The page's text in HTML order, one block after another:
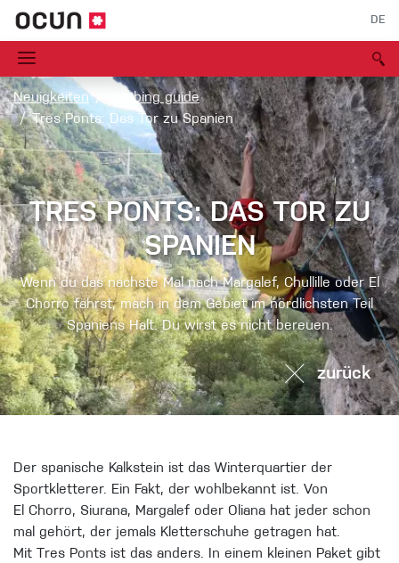
DE
Neuigkeiten
Climbing guide
Tres Ponts: Das Tor zu Spanien
TRES PONTS: DAS TOR ZU
SPANIEN
Wenn du das nächste Mal nach Margalef, Chullille oder El
Chorro fährst, mach in dem Gebiet im nördlichsten Teil
Spaniens Halt. Du wirst es nicht bereuen.
zurück
Der spanische Kalkstein ist das Winterquartier der
Sportkletterer. Ein Fakt, der wohlbekannt ist. Von
El Chorro, Siurana, Margalef oder Oliana hat jeder schon
mal gehört, der jemals Kletterschuhe getragen hat.
Mit Tres Ponts ist das anders. In einem kleinen Paket gibt